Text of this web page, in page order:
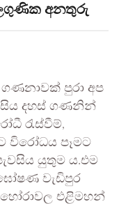
අනතුරු
පුරා අප
සිය දහස් ගණනින්
රැස්වීම්,
විරෝධය පෑමට
යුතුම ය.එම
වැඩිපුර
හෝරාවල එළිමහන්